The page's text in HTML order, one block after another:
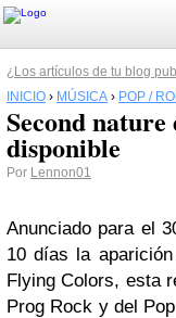
¿Los artículos de tu blog
INICIO › MÚSICA › POP /
Second
disponible
Por Lennon01
Anunciado para el
10 días la
Flying Colors, esta
Prog Rock y del